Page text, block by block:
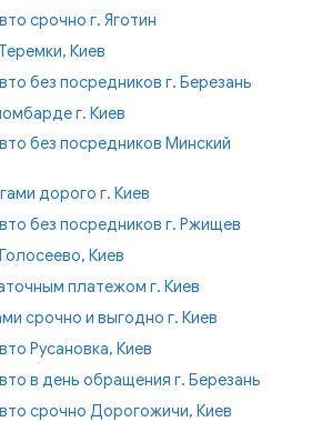
срочно г. Яготин
Киев
без посредников г. Березань
г. Киев
без посредников Минский
дорого г. Киев
без посредников г. Ржищев
Киев
платежом г. Киев
срочно и выгодно г. Киев
Русановка, Киев
в день обращения г. Березань
срочно Дорогожичи, Киев